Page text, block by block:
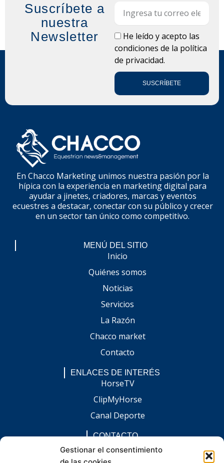
Gestionar el consentimiento
Suscríbete a
nuestra
Newsletter
LOPDHe leído y acepto las
condiciones de la política
de privacidad.
SUSCRÍBETE
En Chacco Marketing unimos nuestra pasión por la
hípica con la experiencia en marketing digital para
ayudar a jinetes, criadores, marcas y eventos
ecuestres a destacar, conectar con su público y crecer
en un sector tan único como competitivo.
MENÚ DEL SITIO
Inicio
Quiénes somos
Noticias
Servicios
La Razón
Chacco market
Contacto
ENLACES DE INTERÉS
HorseTV
ClipMyHorse
Canal Deporte
CONTACTO
comunicacion@chaccoinfo.com